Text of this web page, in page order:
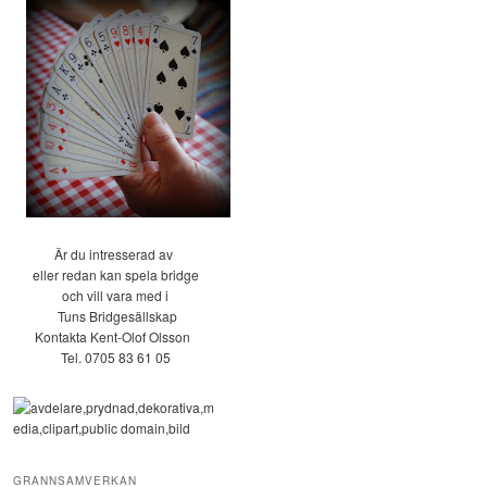
Är du intresserad av
eller redan kan spela bridge
och vill vara med i
Tuns Bridgesällskap
Kontakta Kent-Olof Olsson
Tel. 0705 83 61 05
GRANNSAMVERKAN